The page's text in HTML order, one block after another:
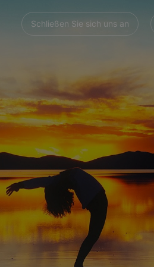
Schließen Sie sich uns an